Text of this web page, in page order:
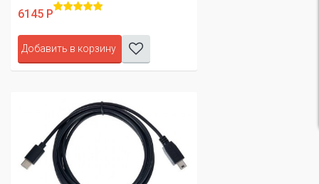
6145 Р
Добавить в корзину